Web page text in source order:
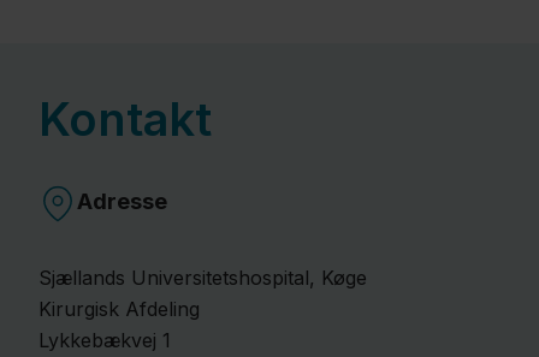
Kontakt
Adresse
Sjællands Universitetshospital, Køge
Kirurgisk Afdeling
Lykkebækvej 1